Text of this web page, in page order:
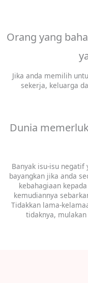
Orang yang
Jika anda memilih
sekerja, keluarga
Dunia
Banyak isu-isu
bayangkan jika anda
kebahagiaan
kemudiannya
Tidakkan lama-
tidaknya,